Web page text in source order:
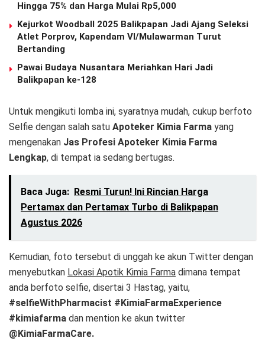
Hingga 75% dan Harga Mulai Rp5,000
Kejurkot Woodball 2025 Balikpapan Jadi Ajang Seleksi
Atlet Porprov, Kapendam VI/Mulawarman Turut
Bertanding
Pawai Budaya Nusantara Meriahkan Hari Jadi
Balikpapan ke-128
Untuk mengikuti lomba ini, syaratnya mudah, cukup berfoto
Selfie dengan salah satu Apoteker Kimia Farma yang
mengenakan Jas Profesi Apoteker Kimia Farma
Lengkap, di tempat ia sedang bertugas.
Baca Juga: Resmi Turun! Ini Rincian Harga
Pertamax dan Pertamax Turbo di Balikpapan
Agustus 2026
Kemudian, foto tersebut di unggah ke akun Twitter dengan
menyebutkan Lokasi Apotik Kimia Farma dimana tempat
anda berfoto selfie, disertai 3 Hastag, yaitu,
#selfieWithPharmacist #KimiaFarmaExperience
#kimiafarma dan mention ke akun twitter
@KimiaFarmaCare.